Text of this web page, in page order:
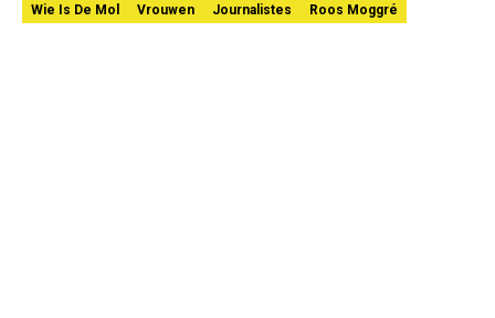
Wie Is De Mol Vrouwen Journalistes Roos Moggré